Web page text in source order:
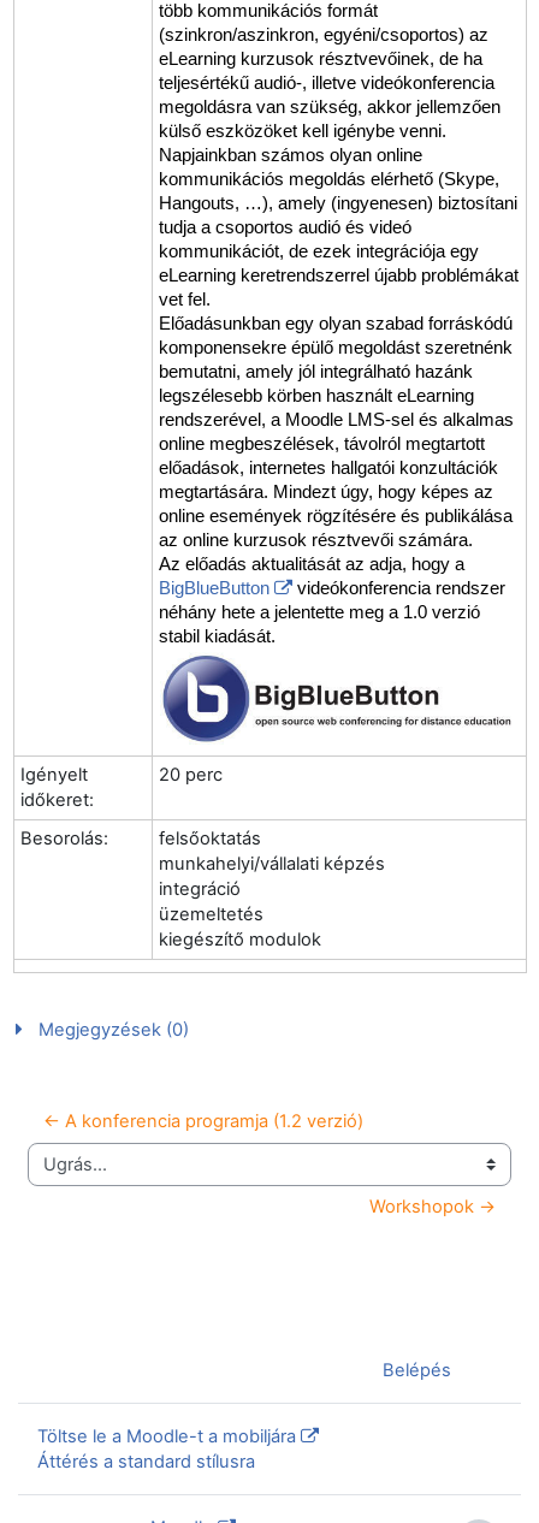
több kommunikációs formát
(szinkron/aszinkron, egyéni/csoportos) az
eLearning kurzusok résztvevőinek, de ha
teljesértékű audió-, illetve videókonferencia
megoldásra van szükség, akkor jellemzően
külső eszközöket kell igénybe venni.
Napjainkban számos olyan online
kommunikációs megoldás elérhető (Skype,
Hangouts, …), amely (ingyenesen) biztosítani
tudja a csoportos audió és videó
kommunikációt, de ezek integrációja egy
eLearning keretrendszerrel újabb problémákat
vet fel.
Előadásunkban egy olyan szabad forráskódú
komponensekre épülő megoldást szeretnénk
bemutatni, amely jól integrálható hazánk
legszélesebb körben használt eLearning
rendszerével, a Moodle LMS-sel és alkalmas
online megbeszélések, távolról megtartott
előadások, internetes hallgatói konzultációk
megtartására. Mindezt úgy, hogy képes az
online események rögzítésére és publikálása
az online kurzusok résztvevői számára.
Az előadás aktualitását az adja, hogy a
BigBlueButton
videókonferencia rendszer
néhány hete a jelentette meg a 1.0 verzió
stabil kiadását.
Igényelt
időkeret:
20 perc
Besorolás:
felsőoktatás
munkahelyi/vállalati képzés
integráció
üzemeltetés
kiegészítő modulok
Megjegyzések (0)
← A konferencia programja (1.2 verzió)
Ugrás...
Workshopok →
Belépés
Töltse le a Moodle-t a mobiljára
Áttérés a standard stílusra